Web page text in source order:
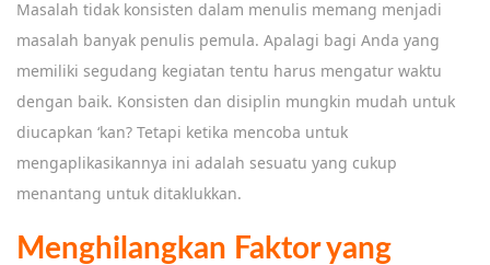
Masalah tidak konsisten dalam menulis memang menjadi
masalah banyak penulis pemula. Apalagi bagi Anda yang
memiliki segudang kegiatan tentu harus mengatur waktu
dengan baik. Konsisten dan disiplin mungkin mudah untuk
diucapkan ‘kan? Tetapi ketika mencoba untuk
mengaplikasikannya ini adalah sesuatu yang cukup
menantang untuk ditaklukkan.
Menghilangkan Faktor yang